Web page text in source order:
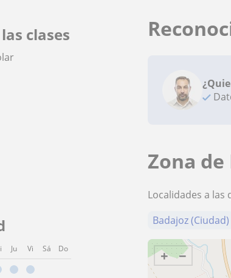
clases
Ju Vi Sá Do
Zona
Localidades a las
Badajoz (Ciudad)
+ −